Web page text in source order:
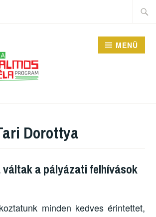
MENÜ
Dorottya
váltak a pályázati felhívások
minden kedves érintettet,